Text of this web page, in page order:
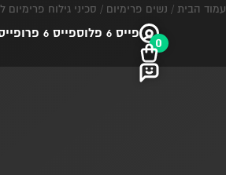
0
פייס 6 פלוס פייס 6 פרו פייס
עמוד הבית / נשים פרימיום / סכיני גילוח פרימיום